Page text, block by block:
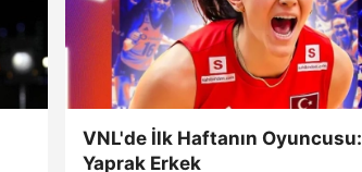
VNL'de İlk Haftanın Oyuncusu:
Yaprak Erkek